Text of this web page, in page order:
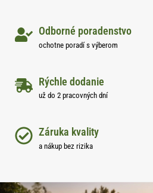
Odborné poradenstvo
ochotne poradí s výberom
Rýchle dodanie
už do 2 pracovných dní
Záruka kvality
a nákup bez rizika